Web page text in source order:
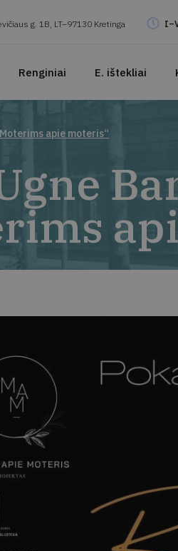
g. 1B, LT–97130 Kretinga
Renginiai E. ištekliai
apie moteris“